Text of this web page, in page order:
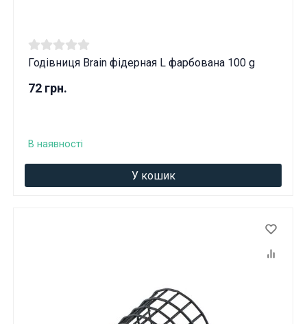
Годівниця Brain фідерная L фарбована 100 g
72 грн.
В наявності
У кошик